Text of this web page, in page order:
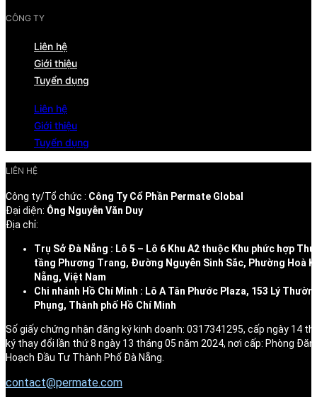
CÔNG TY
Liên hệ
Giới thiệu
Tuyển dụng
Liên hệ
Giới thiệu
Tuyển dụng
LIÊN HỆ
Công ty/Tổ chức : Công Ty Cổ Phần Permate Global
Đại diện: Ông Nguyễn Văn Duy
Địa chỉ:
Trụ Sở Đà Nẵng : Lô 5 – Lô 6 Khu A2 thuộc Khu phức hợp
tầng Phương Trang, Đường Nguyễn Sinh Sắc, Phường Hoà
Nẵng, Việt Nam
Chi nhánh Hồ Chí Minh : Lô A Tân Phước Plaza, 153 Lý
Phụng, Thành phố Hồ Chí Minh
Số giấy chứng nhận đăng ký kinh doanh: 0317341295, cấp ngày 14
ký thay đổi lần thứ 8 ngày 13 tháng 05 năm 2024, nơi cấp: Phòng
Hoạch Đầu Tư Thành Phố Đà Nẵng.
contact@permate.com